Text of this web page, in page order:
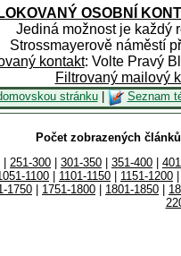
OSOBNÍ
Jediná možnost je každý
Strossmayerově náměstí
kontakt: Volte Pravý
Filtrovaný mailový
stránku| Seznam
Počet zobrazených
251-300 301-350 351-400
1100 1101-1150 1151-1200
1750 1751-1800 1801-1850